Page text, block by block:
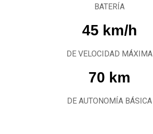
BATERÍA
45 km/h
DE VELOCIDAD MÁXIMA
70 km
DE AUTONOMÍA BÁSICA